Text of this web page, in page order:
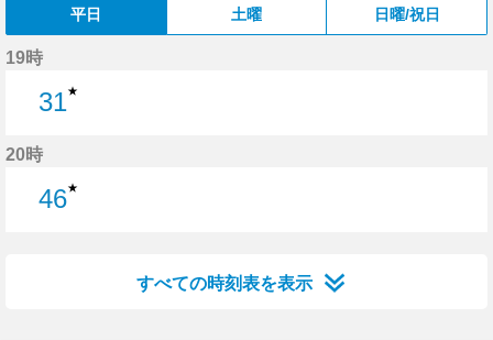
平日 土曜 日曜/祝日
19時
31★
20時
46★
すべての時刻表を表示